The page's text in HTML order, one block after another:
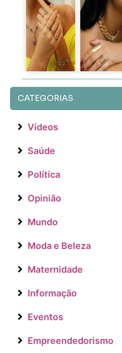
CATEGORIAS
Vídeos
Saúde
Política
Opinião
Mundo
Moda e Beleza
Maternidade
Informação
Eventos
Empreendedorismo